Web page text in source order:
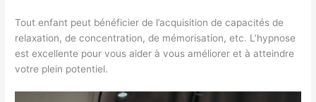
Tout enfant peut bénéficier de l’acquisition de capacités de
relaxation, de concentration, de mémorisation, etc. L’hypnose
est excellente pour vous aider à vous améliorer et à atteindre
votre plein potentiel.